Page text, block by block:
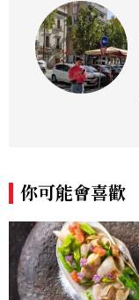
你可能會喜歡